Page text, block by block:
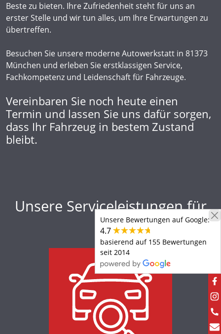
Beste zu bieten. Ihre Zufriedenheit steht für uns an
erster Stelle und wir tun alles, um Ihre Erwartungen zu
übertreffen.
Besuchen Sie unsere moderne Autowerkstatt in 81373
München und erleben Sie erstklassigen Service,
Fachkompetenz und Leidenschaft für Fahrzeuge.
Vereinbaren Sie noch heute einen
Termin und lassen Sie uns dafür sorgen,
dass Ihr Fahrzeug in bestem Zustand
bleibt.
Unsere Serviceleistungen für
Sie
Inspektion & Ölwechsel
Unsere Bewertungen auf Google:
4.7
basierend auf 155 Bewertungen
seit 2014